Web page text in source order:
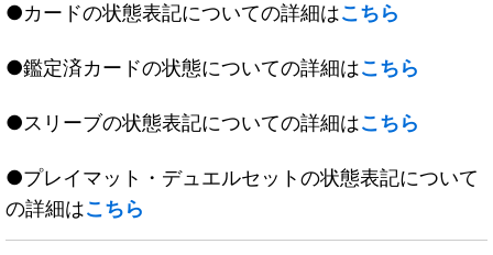
●カードの状態表記についての詳細はこちら
●鑑定済カードの状態についての詳細はこちら
●スリーブの状態表記についての詳細はこちら
●プレイマット・デュエルセットの状態表記について
の詳細はこちら